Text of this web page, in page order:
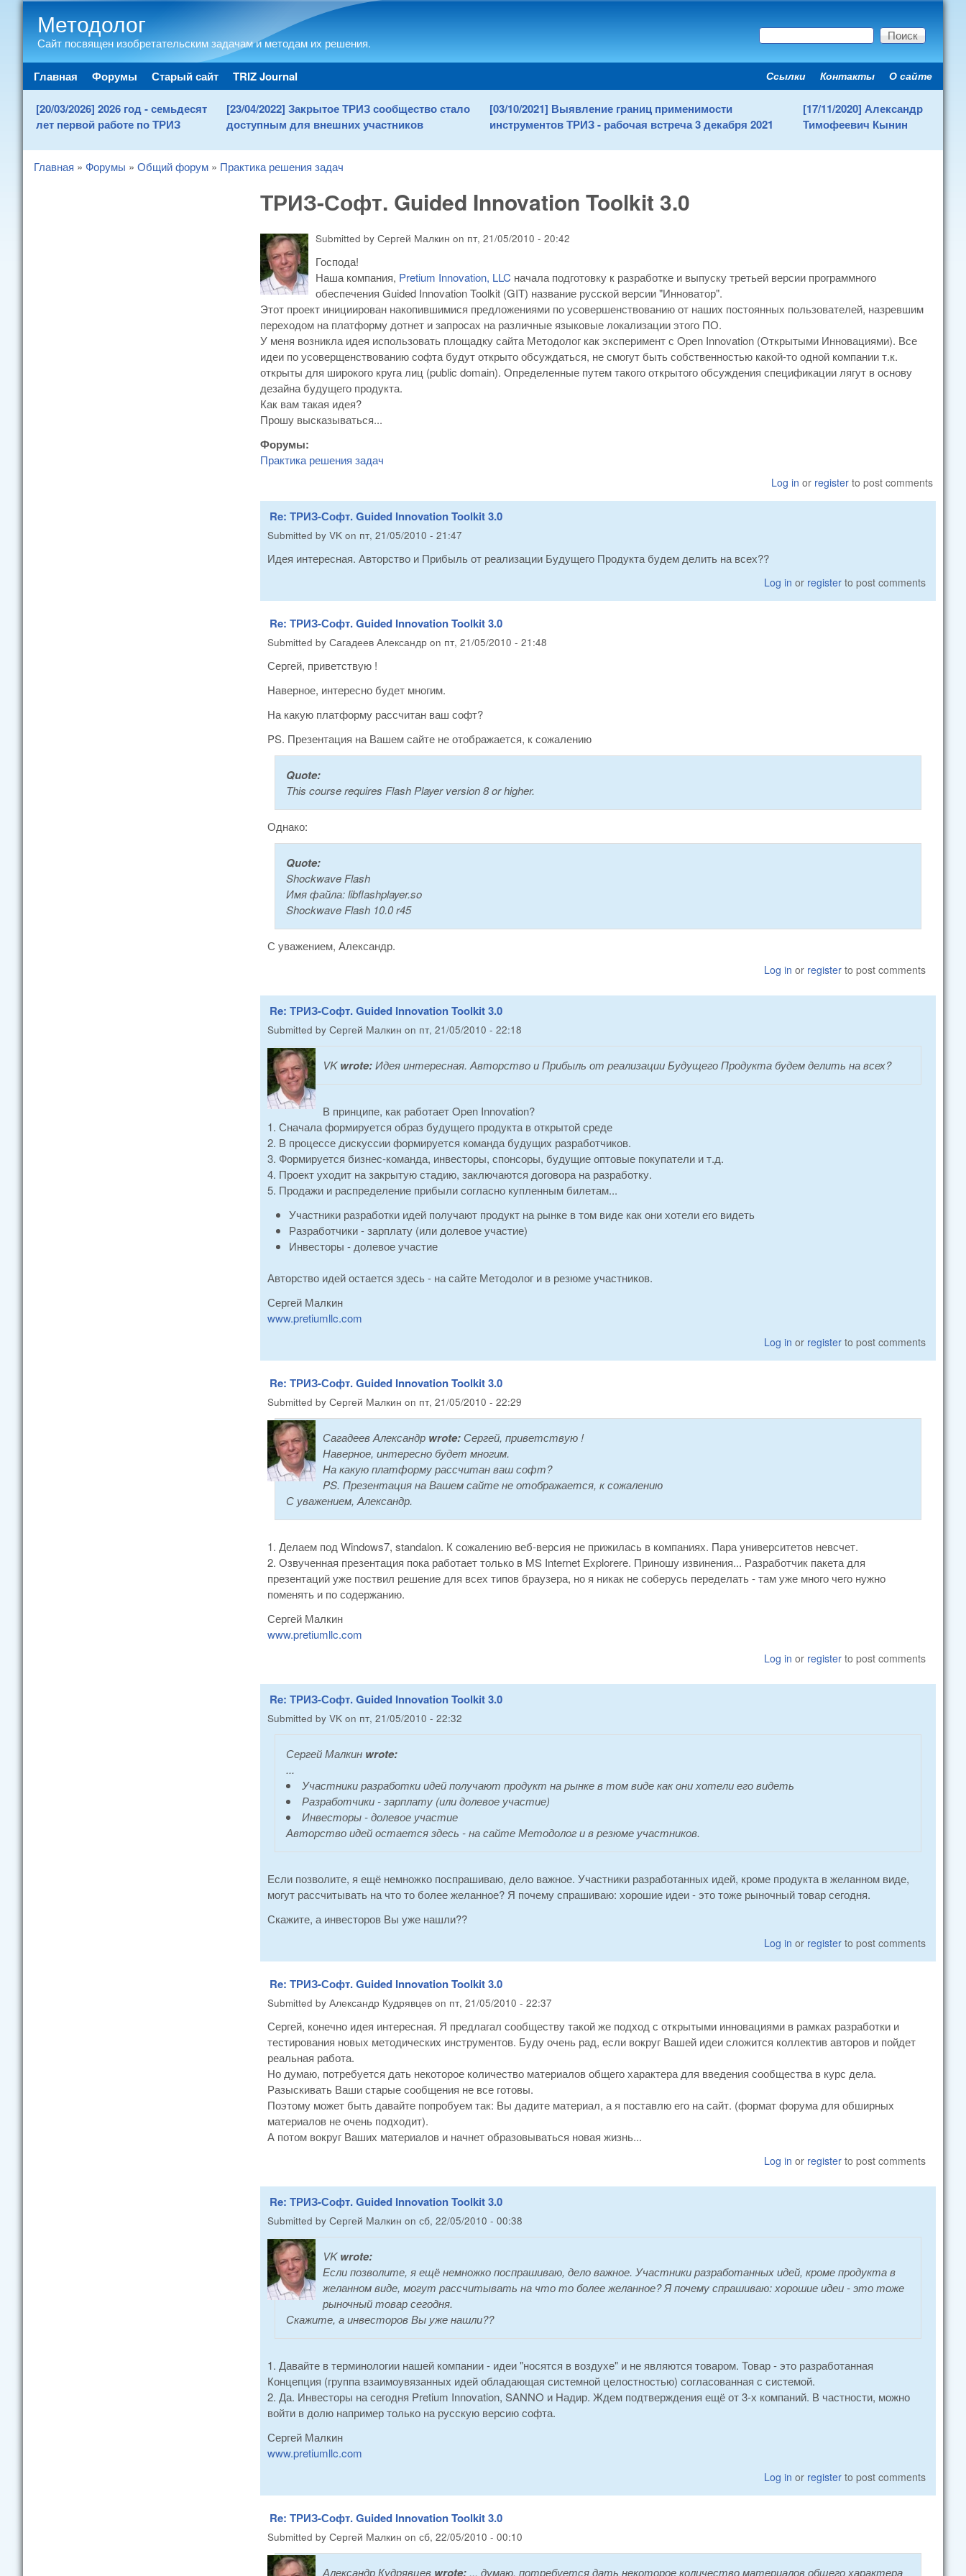
Методолог
Сайт посвящен изобретательским задачам и методам их решения. Форма поиска
Поиск
Main menu
Главная Форумы Старый сайт TRIZ Journal Secondary menu
Ссылки Контакты О сайте
[20/03/2026] 2026 год - семьдесят
лет первой работе по ТРИЗ
[23/04/2022] Закрытое ТРИЗ сообщество стало
доступным для внешних участников
[03/10/2021] Выявление границ применимости
инструментов ТРИЗ - рабочая встреча 3 декабря 2021
[17/11/2020] Александр
Тимофеевич Кынин
You are here
Главная » Форумы » Общий форум » Практика решения задач
ТРИЗ-Софт. Guided Innovation Toolkit 3.0
Submitted by Сергей Малкин on пт, 21/05/2010 - 20:42
Господа!
Наша компания, Pretium Innovation, LLC начала подготовку к разработке и выпуску третьей версии программного
обеспечения Guided Innovation Toolkit (GIT) название русской версии "Инноватор".
Этот проект инициирован накопившимися предложениями по усовершенствованию от наших постоянных пользователей, назревшим
переходом на платформу дотнет и запросах на различные языковые локализации этого ПО.
У меня возникла идея использовать площадку сайта Методолог как эксперимент с Open Innovation (Открытыми Инновациями). Все
идеи по усоверщенствованию софта будут открыто обсуждаться, не смогут быть собственностью какой-то одной компании т.к.
открыты для широкого круга лиц (public domain). Определенные путем такого открытого обсуждения спецификации лягут в основу
дезайна будущего продукта.
Как вам такая идея?
Прошу высказываться...
Форумы:
Практика решения задач
Log in or register to post comments
Re: ТРИЗ-Софт. Guided Innovation Toolkit 3.0
Submitted by VK on пт, 21/05/2010 - 21:47
Идея интересная. Авторство и Прибыль от реализации Будущего Продукта будем делить на всех??
Log in or register to post comments
Re: ТРИЗ-Софт. Guided Innovation Toolkit 3.0
Submitted by Сагадеев Александр on пт, 21/05/2010 - 21:48
Сергей, приветствую !
Наверное, интересно будет многим.
На какую платформу рассчитан ваш софт?
PS. Презентация на Вашем сайте не отображается, к сожалению
Quote:
This course requires Flash Player version 8 or higher.
Однако:
Quote:
Shockwave Flash
Имя файла: libflashplayer.so
Shockwave Flash 10.0 r45
С уважением, Александр.
Log in or register to post comments
Re: ТРИЗ-Софт. Guided Innovation Toolkit 3.0
Submitted by Сергей Малкин on пт, 21/05/2010 - 22:18
VKwrote:Идея интересная. Авторство и Прибыль от реализации Будущего Продукта будем делить на всех?
В принципе, как работает Open Innovation?
1. Сначала формируется образ будущего продукта в открытой среде
2. В процессе дискуссии формируется команда будущих разработчиков.
3. Формируется бизнес-команда, инвесторы, спонсоры, будущие оптовые покупатели и т.д.
4. Проект уходит на закрытую стадию, заключаются договора на разработку.
5. Продажи и распределение прибыли согласно купленным билетам...
Участники разработки идей получают продукт на рынке в том виде как они хотели его видеть
Разработчики - зарплату (или долевое участие)
Инвесторы - долевое участие
Авторство идей остается здесь - на сайте Методолог и в резюме участников.
Сергей Малкин
www.pretiumllc.com
Log in or register to post comments
Re: ТРИЗ-Софт. Guided Innovation Toolkit 3.0
Submitted by Сергей Малкин on пт, 21/05/2010 - 22:29
Сагадеев Александр wrote:Сергей, приветствую !
Наверное, интересно будет многим.
На какую платформу рассчитан ваш софт?
PS. Презентация на Вашем сайте не отображается, к сожалению
С уважением, Александр.
1. Делаем под Windows7, standalon. К сожалению веб-версия не прижилась в компаниях. Пара университетов невсчет.
2. Озвученная презентация пока работает только в MS Internet Explorere. Приношу извинения... Разработчик пакета для
презентаций уже поствил решение для всех типов браузера, но я никак не соберусь переделать - там уже много чего нужно
поменять и по содержанию.
Сергей Малкин
www.pretiumllc.com
Log in or register to post comments
Re: ТРИЗ-Софт. Guided Innovation Toolkit 3.0
Submitted by VK on пт, 21/05/2010 - 22:32
Сергей Малкин wrote:
...
Участники разработки идей получают продукт на рынке в том виде как они хотели его видеть
Разработчики - зарплату (или долевое участие)
Инвесторы - долевое участие
Авторство идей остается здесь - на сайте Методолог и в резюме участников.
Если позволите, я ещё немножко поспрашиваю, дело важное. Участники разработанных идей, кроме продукта в желанном виде,
могут рассчитывать на что то более желанное? Я почему спрашиваю: хорошие идеи - это тоже рыночный товар сегодня.
Скажите, а инвесторов Вы уже нашли??
Log in or register to post comments
Re: ТРИЗ-Софт. Guided Innovation Toolkit 3.0
Submitted by Александр Кудрявцев on пт, 21/05/2010 - 22:37
Сергей, конечно идея интересная. Я предлагал сообществу такой же подход с открытыми инновациями в рамках разработки и
тестирования новых методических инструментов. Буду очень рад, если вокруг Вашей идеи сложится коллектив авторов и пойдет
реальная работа.
Но думаю, потребуется дать некоторое количество материалов общего характера для введения сообщества в курс дела.
Разыскивать Ваши старые сообщения не все готовы.
Поэтому может быть давайте попробуем так: Вы дадите материал, а я поставлю его на сайт. (формат форума для обширных
материалов не очень подходит).
А потом вокруг Ваших материалов и начнет образовываться новая жизнь...
Log in or register to post comments
Re: ТРИЗ-Софт. Guided Innovation Toolkit 3.0
Submitted by Сергей Малкин on сб, 22/05/2010 - 00:38
VKwrote:
Если позволите, я ещё немножко поспрашиваю, дело важное. Участники разработанных идей, кроме продукта в
желанном виде, могут рассчитывать на что то более желанное? Я почему спрашиваю: хорошие идеи - это тоже
рыночный товар сегодня.
Скажите, а инвесторов Вы уже нашли??
1. Давайте в терминологии нашей компании - идеи "носятся в воздухе" и не являются товаром. Товар - это разработанная
Концепция (группа взаимоувязанных идей обладающая системной целостностью) согласованная с системой.
2. Да. Инвесторы на сегодня Pretium Innovation, SANNO и Надир. Ждем подтверждения ещё от 3-х компаний. В частности, можно
войти в долю например только на русскую версию софта.
Сергей Малкин
www.pretiumllc.com
Log in or register to post comments
Re: ТРИЗ-Софт. Guided Innovation Toolkit 3.0
Submitted by Сергей Малкин on сб, 22/05/2010 - 00:10
Александр Кудрявцев wrote: ... думаю, потребуется дать некоторое количество материалов общего характера